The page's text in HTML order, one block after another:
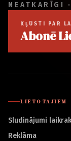
NEATKARĪGI
KĻŪSTI PAR
Abonē
LIETOTĀJIEM
Sludinājumi
Reklāma